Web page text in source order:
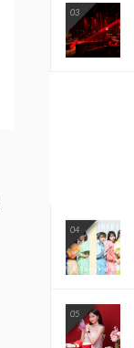
03
04
05